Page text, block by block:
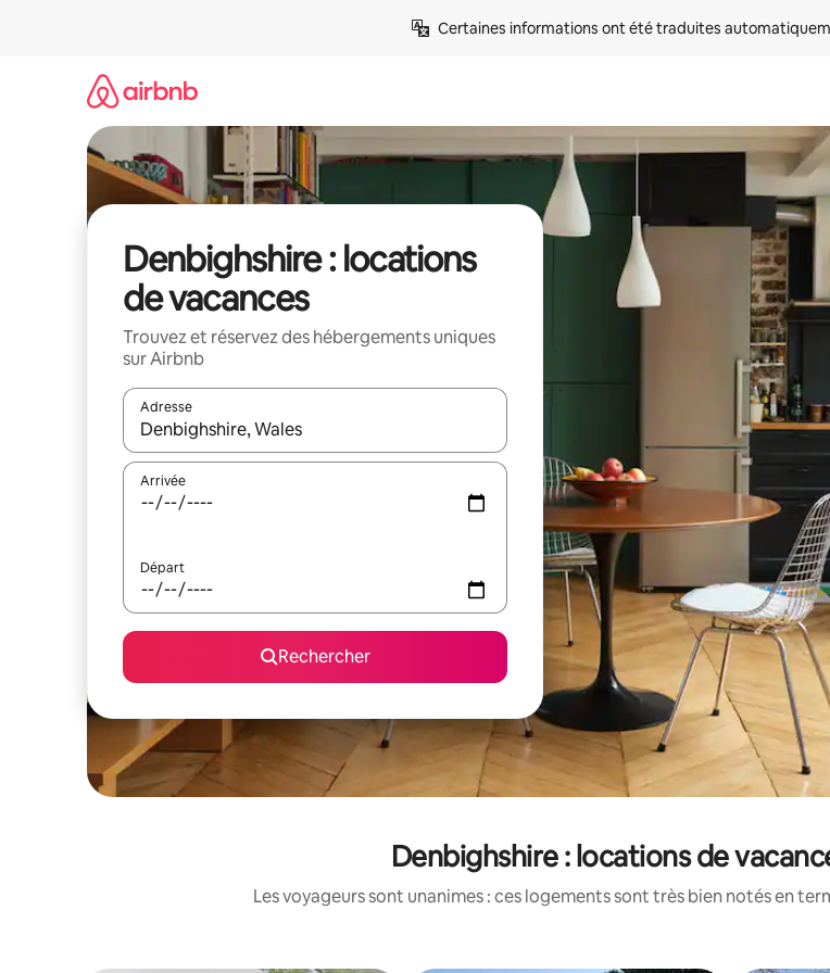
Certaines informations ont été traduites
Denbighshire : locations
de vacances
Trouvez et réservez des hébergements uniques
sur Airbnb
Adresse
Lorsque les résultats s'affichent, utilisez les flèches vers le haut et vers le bas pour les parcourir ou
Arrivée
Départ
Rechercher
Denbighshire : locations de
Les voyageurs sont unanimes : ces logements sont très bien notés en